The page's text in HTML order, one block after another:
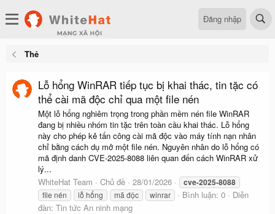
Đăng nhập
Thẻ
Lỗ hổng WinRAR tiếp tục bị khai thác, tin tặc có
thể cài mã độc chỉ qua một file nén
Một lỗ hổng nghiêm trọng trong phần mềm nén file WinRAR
đang bị nhiều nhóm tin tặc trên toàn cầu khai thác. Lỗ hổng
này cho phép kẻ tấn công cài mã độc vào máy tính nạn nhân
chỉ bằng cách dụ mở một file nén. Nguyên nhân do lỗ hổng có
mã định danh CVE-2025-8088 liên quan đến cách WinRAR xử
lý...
WhiteHat Team
Chủ đề 28/01/2026 cve-2025-8088
file nén lỗ hổng mã độc winrar Bình luận: 0
Diễn
đàn: Tin tức An ninh mạng